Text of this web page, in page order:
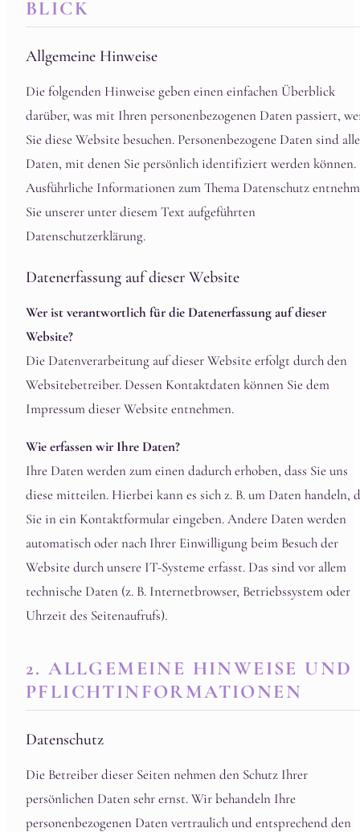
BLICK
Allgemeine Hinweise
Die folgenden Hinweise geben einen einfachen Überblick
darüber, was mit Ihren personenbezogenen Daten passiert,
Sie diese Website besuchen. Personenbezogene Daten sind alle
Daten, mit denen Sie persönlich identifiziert werden können.
Ausführliche Informationen zum Thema Datenschutz
Sie unserer unter diesem Text aufgeführten
Datenschutzerklärung.
Datenerfassung auf dieser Website
Wer ist verantwortlich für die Datenerfassung auf dieser
Website?
Die Datenverarbeitung auf dieser Website erfolgt durch den
Websitebetreiber. Dessen Kontaktdaten können Sie dem
Impressum dieser Website entnehmen.
Wie erfassen wir Ihre Daten?
Ihre Daten werden zum einen dadurch erhoben, dass Sie uns
diese mitteilen. Hierbei kann es sich z. B. um Daten handeln,
Sie in ein Kontaktformular eingeben. Andere Daten werden
automatisch oder nach Ihrer Einwilligung beim Besuch der
Website durch unsere IT-Systeme erfasst. Das sind vor allem
technische Daten (z. B. Internetbrowser, Betriebssystem oder
Uhrzeit des Seitenaufrufs).
2. ALLGEMEINE HINWEISE UND
PFLICHTINFORMATIONEN
Datenschutz
Die Betreiber dieser Seiten nehmen den Schutz Ihrer
persönlichen Daten sehr ernst. Wir behandeln Ihre
personenbezogenen Daten vertraulich und entsprechend den